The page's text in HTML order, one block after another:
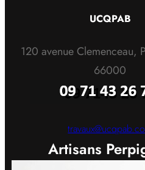
UCQPAB
120 avenue Clemenceau,
66000
Artisans